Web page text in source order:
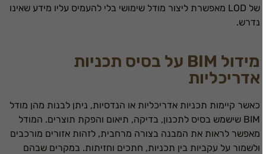
של LOD מאפשרת ליצור מודל שימושי בלי להעמיס עליו מידע שאינו
נדרש.
מידול BIM על בסיס תכניות
אדריכליות
כאשר קיימות תכניות אדריכליות או הנדסיות, ניתן לבנות מהן מודל
BIM שישמש בסיס לתכנון, בדיקה, תיאום והפקת תוצרים. המודל
מאפשר לראות את המבנה בצורה מרחבית, לזהות אזורים מורכבים
ולשמור על עקביות בין תכניות, חתכים וחזיתות. במקרים שבהם